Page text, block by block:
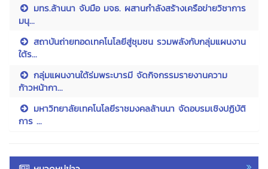
มทร.ล้านนา จับมือ มจธ. ผสานกำลังสร้างเครือข่ายวิชาการ
มนุ...
สถาบันถ่ายทอดเทคโนโลยีสู่ชุมชน รวมพลังกับกลุ่มแผนงาน
ใต้ร...
กลุ่มแผนงานใต้ร่มพระบารมี จัดกิจกรรมรายงานความ
ก้าวหน้ากา...
มหาวิทยาลัยเทคโนโลยีราชมงคลล้านนา จัดอบรมเชิงปฏิบัติ
การ ...